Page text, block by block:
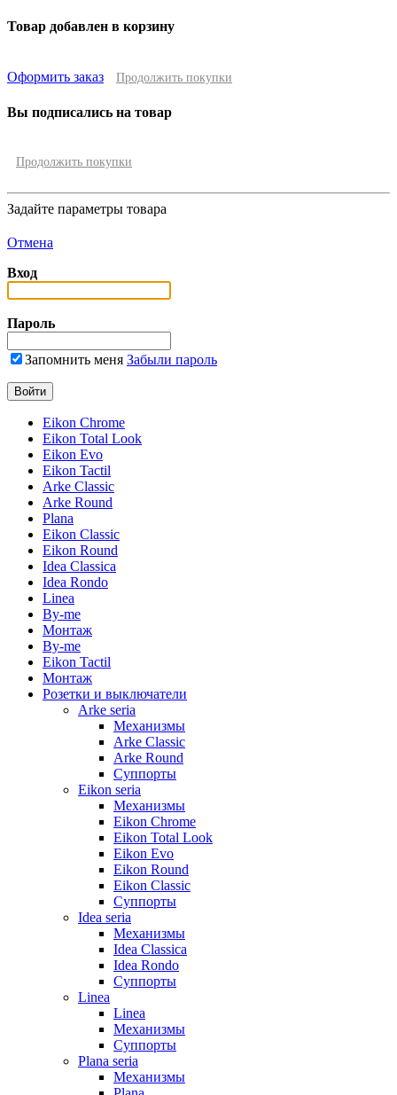
Товар добавлен в корзину
Оформить заказ Продолжить покупки
Вы подписались на товар
Продолжить покупки
Задайте параметры товара
Отмена
Вход
Пароль
Запомнить меня Забыли пароль
Eikon Chrome
Eikon Total Look
Eikon Evo
Eikon Tactil
Arke Classic
Arke Round
Plana
Eikon Classic
Eikon Round
Idea Classica
Idea Rondo
Linea
By-me
Монтаж
By-me
Eikon Tactil
Монтаж
Розетки и выключатели
Arke seria
Механизмы
Arke Classic
Arke Round
Суппорты
Eikon seria
Механизмы
Eikon Chrome
Eikon Total Look
Eikon Evo
Eikon Round
Eikon Classic
Суппорты
Idea seria
Механизмы
Idea Classica
Idea Rondo
Суппорты
Linea
Linea
Механизмы
Суппорты
Plana seria
Механизмы